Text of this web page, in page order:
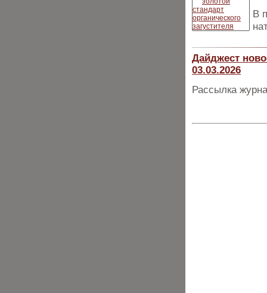
В
Дайджест
03.03.2026
Рассылка